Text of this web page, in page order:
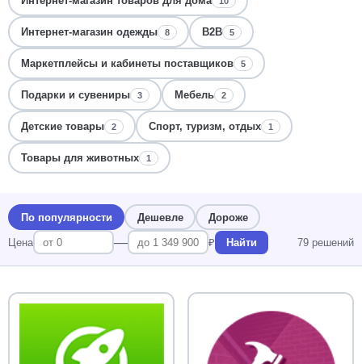
Интернет-магазин одежды 8 B2B 5
Маркетплейсы и кабинеты поставщиков 5
Подарки и сувениры 3 Мебель 2
Детские товары 2 Спорт, туризм, отдых 1
Товары для животных 1
По популярности Дешевле Дороже
Цена — ₽ Найти 79 решений